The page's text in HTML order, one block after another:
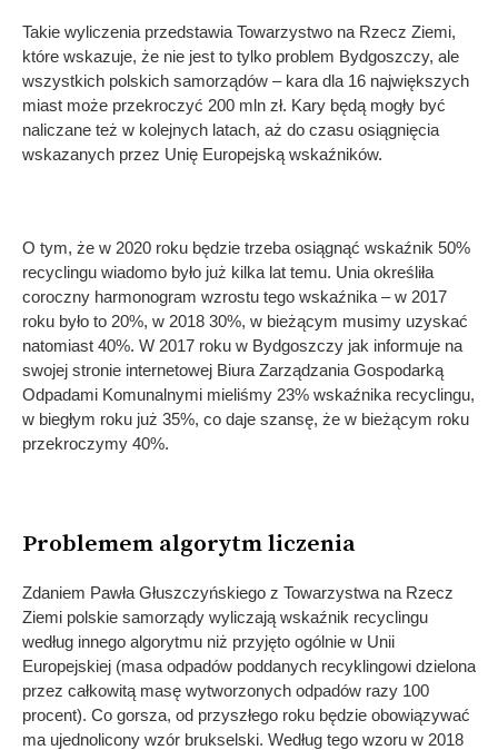
Takie wyliczenia przedstawia Towarzystwo na Rzecz Ziemi,
które wskazuje, że nie jest to tylko problem Bydgoszczy, ale
wszystkich polskich samorządów – kara dla 16 największych
miast może przekroczyć 200 mln zł. Kary będą mogły być
naliczane też w kolejnych latach, aż do czasu osiągnięcia
wskazanych przez Unię Europejską wskaźników.
O tym, że w 2020 roku będzie trzeba osiągnąć wskaźnik 50%
recyclingu wiadomo było już kilka lat temu. Unia określiła
coroczny harmonogram wzrostu tego wskaźnika – w 2017
roku było to 20%, w 2018 30%, w bieżącym musimy uzyskać
natomiast 40%. W 2017 roku w Bydgoszczy jak informuje na
swojej stronie internetowej Biura Zarządzania Gospodarką
Odpadami Komunalnymi mieliśmy 23% wskaźnika recyclingu,
w biegłym roku już 35%, co daje szansę, że w bieżącym roku
przekroczymy 40%.
Problemem algorytm liczenia
Zdaniem Pawła Głuszczyńskiego z Towarzystwa na Rzecz
Ziemi polskie samorządy wyliczają wskaźnik recyclingu
według innego algorytmu niż przyjęto ogólnie w Unii
Europejskiej (masa odpadów poddanych recyklingowi dzielona
przez całkowitą masę wytworzonych odpadów razy 100
procent). Co gorsza, od przyszłego roku będzie obowiązywać
ma ujednolicony wzór brukselski. Według tego wzoru w 2018